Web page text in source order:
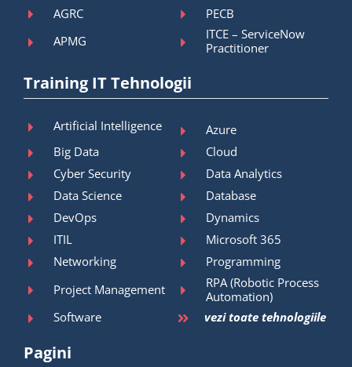
AGRC
PECB
APMG
ITCE – ServiceNow
Practitioner
Training IT Tehnologii
Artificial Intelligence
Azure
Big Data
Cloud
Cyber Security
Data Analytics
Data Science
Database
DevOps
Dynamics
ITIL
Microsoft 365
Networking
Programming
Project Management
RPA (Robotic Process
Automation)
Software
vezi toate tehnologiile
Pagini